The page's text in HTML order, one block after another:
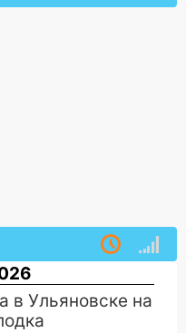
в Ульяновске на